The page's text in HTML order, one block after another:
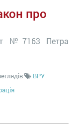
про
№7163 Петра
ВРУ